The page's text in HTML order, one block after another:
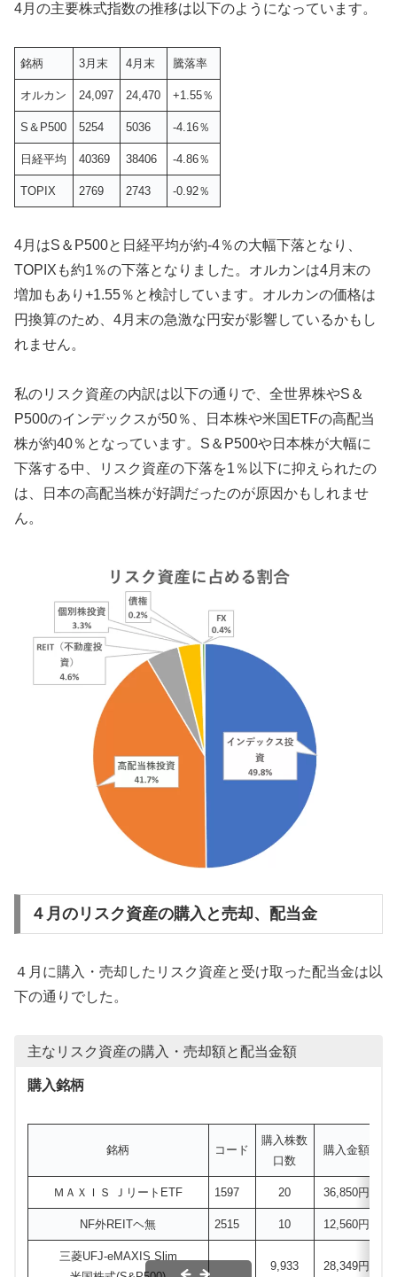
4月の主要株式指数の推移は以下のようになっています。
銘柄 3月末 4月末 騰落率
オルカン 24,097 24,470 +1.55％
S＆P500 5254 5036 -4.16％
日経平均 40369 38406 -4.86％
TOPIX 2769 2743 -0.92％
4月はS＆P500と日経平均が約-4％の大幅下落となり、
TOPIXも約1％の下落となりました。オルカンは4月末の
増加もあり+1.55％と検討しています。オルカンの価格は
円換算のため、4月末の急激な円安が影響しているかもし
れません。
私のリスク資産の内訳は以下の通りで、全世界株やS＆
P500のインデックスが50％、日本株や米国ETFの高配当
株が約40％となっています。S＆P500や日本株が大幅に
下落する中、リスク資産の下落を1％以下に抑えられたの
は、日本の高配当株が好調だったのが原因かもしれませ
ん。
４月のリスク資産の購入と売却、配当金
４月に購入・売却したリスク資産と受け取った配当金は以
下の通りでした。
主なリスク資産の購入・売却額と配当金額
購入銘柄
銘柄 コード
購入株数
口数
購入金額
ＭＡＸＩＳ ＪリートETF 1597 20 36,850円
NF外REITヘ無 2515 10 12,560円
三菱UFJ-eMAXIS Slim
9,933 28,349円